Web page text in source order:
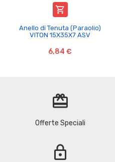

Anello di Tenuta (Paraolio)
VITON 15X35X7 ASV
6,84 €
redeem
Offerte Speciali
lock